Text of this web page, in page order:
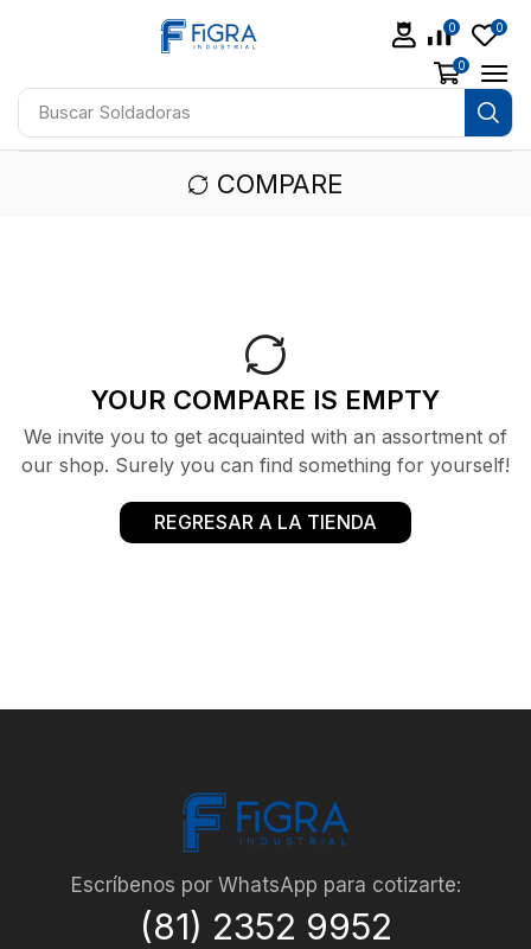
Buscar Aceites
0 0
0
COMPARE
YOUR COMPARE IS EMPTY
We invite you to get acquainted with an assortment of
our shop. Surely you can find something for yourself!
REGRESAR A LA TIENDA
Escríbenos por WhatsApp para cotizarte:
(81) 2352 9952